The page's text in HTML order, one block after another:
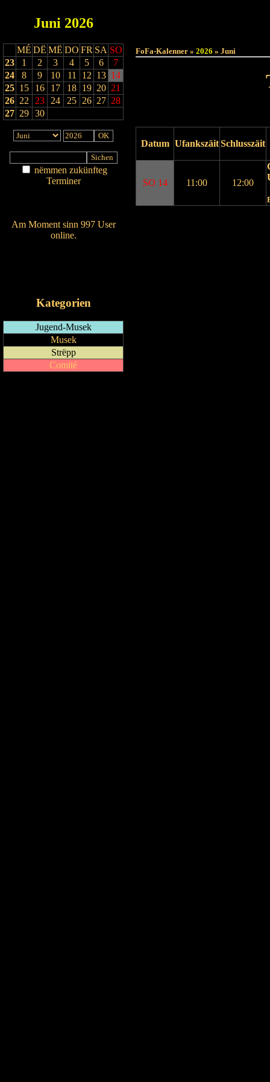
Juni 2026
MÉ DË MË DO FR SA SO
23
1 2 3 4 5 6
7
24
8 9 10 11 12 13 14
25 15 16 17 18 19 20 21
26 22 23 24 25 26 27 28
27 29 30
nëmmen zukünfteg
Terminer
Am Moment sinn 997 User
online.
Kategorien
Jugend-Musek
Musek
Strëpp
Comité
FoFa-Kalenner » 2026 » Juni
Datum UfankszäitSchlusszäit
SO 14 11:00 12:00